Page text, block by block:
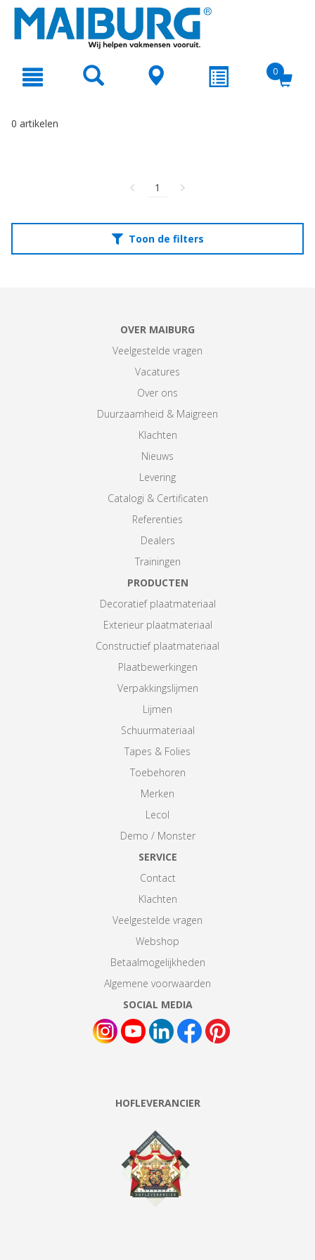
text.skipToNavigation
0
0 artikelen
1
Toon de filters
OVER MAIBURG
Veelgestelde vragen
Vacatures
Over ons
Duurzaamheid & Maigreen
Klachten
Nieuws
Levering
Catalogi & Certificaten
Referenties
Dealers
Trainingen
PRODUCTEN
Decoratief plaatmateriaal
Exterieur plaatmateriaal
Constructief plaatmateriaal
Plaatbewerkingen
Verpakkingslijmen
Lijmen
Schuurmateriaal
Tapes & Folies
Toebehoren
Merken
Lecol
Demo / Monster
SERVICE
Contact
Klachten
Veelgestelde vragen
Webshop
Betaalmogelijkheden
Algemene voorwaarden
SOCIAL MEDIA
HOFLEVERANCIER